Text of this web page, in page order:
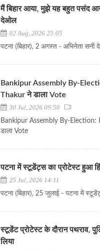
मैं बिहार आया, मुझे यह बहुत पसंद
देओल
02 Aug, 2026 23:05
पटना (बिहार), 2 अगस्त - अभिनेता सनी
Bankipur Assembly By-
Thakur ने डाला Vote
30 Jul, 2026 09:50
Bankipur Assembly By-Election:
डाला Vote
पटना में स्टूडेंट्स का प्रोटेस्ट हुआ
25 Jul, 2026 14:11
पटना (बिहार), 25 जुलाई - पटना में
स्टूडेंट प्रोटेस्ट के दौरान पथराव,
लिया